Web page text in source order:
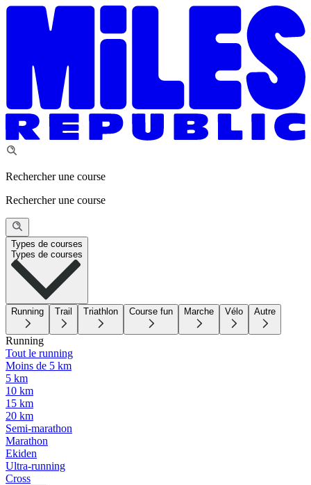
Rechercher une course
Rechercher une course
Types de courses
Types de courses
Running Trail Triathlon Course fun Marche Vélo Autre
Running
Tout le running
Moins de 5 km
5 km
10 km
15 km
20 km
Semi-marathon
Marathon
Ekiden
Ultra-running
Cross